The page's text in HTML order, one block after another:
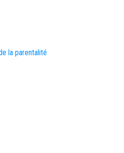
la parentalité